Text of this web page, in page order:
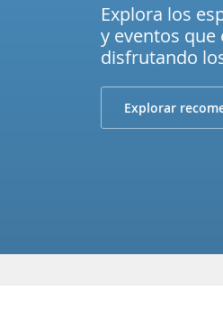
Explora los
y eventos que
disfrutando
Explorar